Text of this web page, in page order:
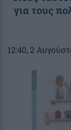
για τους
12:40, 2